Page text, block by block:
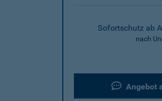
Sofortschutz ab
nach
Angebot